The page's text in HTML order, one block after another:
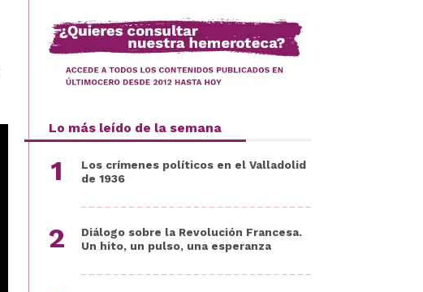
Lo más leído de la semana
Los crímenes políticos en el Valladolid
de 1936
Diálogo sobre la Revolución Francesa.
Un hito, un pulso, una esperanza